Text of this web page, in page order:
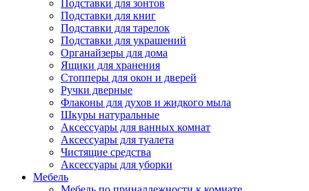
Подставки для зонтов
Подставки для книг
Подставки для тарелок
Подставки для украшений
Органайзеры для дома
Ящики для хранения
Стопперы для окон и дверей
Ручки дверные
Флаконы для духов и жидкого мыла
Шкуры натуральные
Аксессуары для ванных комнат
Аксессуары для туалета
Чистящие средства
Аксессуары для уборки
Мебель